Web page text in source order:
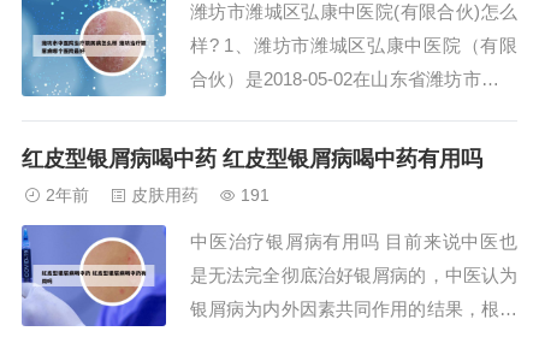
针对性的治疗...
潍坊市潍城区弘康中医院(有限合伙)怎么
样? 1、潍坊市潍城区弘康中医院（有限
合伙）是2018-05-02在山东省潍坊市潍城
于山东省潍坊市潍城区福源街518号中国
代码/注册号是9137070...
红皮型银屑病喝中药 红皮型银屑病喝中药有用吗
2年前 皮肤用药 191
中医治疗银屑病有用吗 目前来说中医也
是无法完全彻底治好银屑病的，中医认为
银屑病为内外因素共同作用的结果，根据